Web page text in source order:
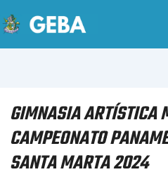
GIMNASIA ARTÍSTICA
CAMPEONATO
SANTA MARTA 2024